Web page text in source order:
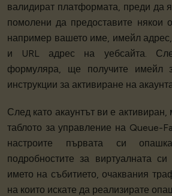
валидират платформата, преди да
помолени да предоставите някои
например вашето име, имейл
и URL адрес на уебсайта.
формуляра, ще получите имейл
инструкции за активиране на
След като акаунтът ви е активиран,
таблото за управление на Queue-
настроите първата си
подробностите за виртуалната
името на събитието, очаквания
на които искате да реализирате